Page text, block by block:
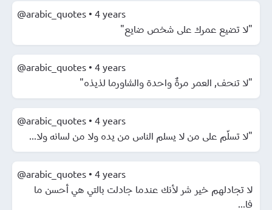
@arabic_quotes • 4 years
"لا تضيع عمرك على شخص ضايع"
@arabic_quotes • 4 years
"لا تنحف, العمر مرةٌ واحدة والشاورما لذيذه"
@arabic_quotes • 4 years
"لا تسلّم على من لا يسلم الناس من يده ولا من لسانه ولا...
@arabic_quotes • 4 years
لا تجادلهم خير شر لأنك عندما جادلت بالتي هي أحسن ما
فا...